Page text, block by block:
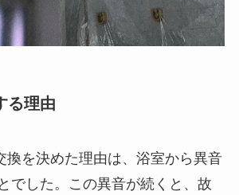
る理由
換を決めた理由は、浴室から異音
でした。この異音が続くと、故